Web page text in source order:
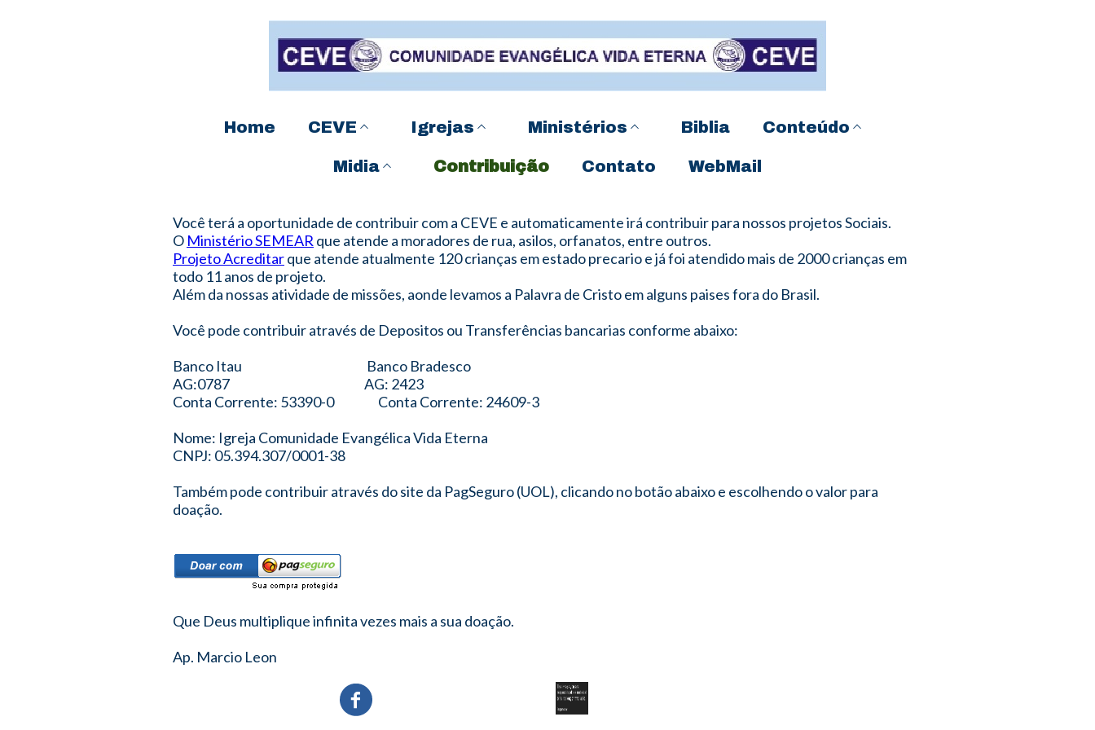
Home CEVE Igrejas Ministérios Biblia Conteúdo
Midia Contribuição Contato WebMail
Você terá a oportunidade de contribuir com a CEVE e automaticamente irá contribuir para nossos projetos Sociais.
O Ministério SEMEAR que atende a moradores de rua, asilos, orfanatos, entre outros.
Projeto Acreditarque atende atualmente 120 crianças em estado precario e já foi atendido mais de 2000 crianças em
todo 11 anos de projeto.
Além da nossas atividade de missões, aonde levamos a Palavra de Cristo em alguns paises fora do Brasil.
Você pode contribuir através de Depositos ou Transferências bancarias conforme abaixo:
Banco Itau Banco Bradesco
AG:0787 AG: 2423
Conta Corrente: 53390-0 Conta Corrente: 24609-3
Nome: Igreja Comunidade Evangélica Vida Eterna
CNPJ: 05.394.307/0001-38
Também pode contribuir através do site da PagSeguro (UOL), clicando no botão abaixo e escolhendo o valor para
doação.
Que Deus multiplique infinita vezes mais a sua doação.
Ap. Marcio Leon